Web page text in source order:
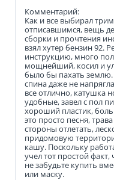
Комментарий:
Как и все выбирал
отписавшимся, вещь
сборки и прочтения
взял хутер бензин 92.
инструкцию, много
мощнейший, косил и
было бы пахать землю.
спина даже не
все отлично, катушка
удобные, завел с пол
хороший пластик,
это просто песня,
стороны отлетать,
придомовую
кашу. Поскольку
учел тот простой
не забудьте купить
или маску.